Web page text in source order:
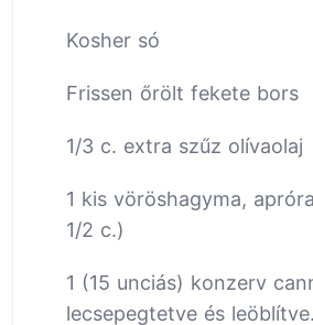
Kosher só
Frissen őrölt fekete bors
1/3 c. extra szűz olívaolaj
1 kis vöröshagyma,
1/2 c.)
1 (15 unciás) konzerv
lecsepegtetve és leöblítve.